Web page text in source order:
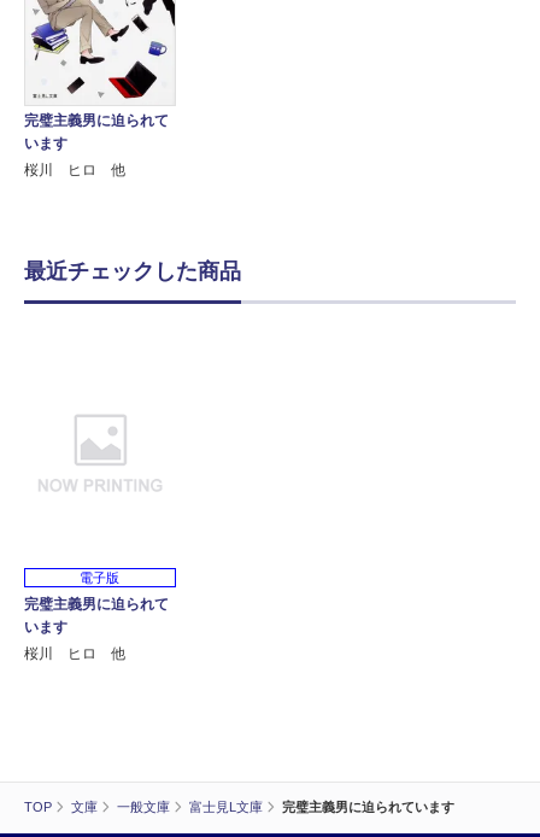
TOP 文庫 一般文庫 富士見L文庫 完璧主義男に迫られています
完璧主義男に迫られて
います
桜川 ヒロ 他
最近チェックした商品
電子版
完璧主義男に迫られて
います
桜川 ヒロ 他